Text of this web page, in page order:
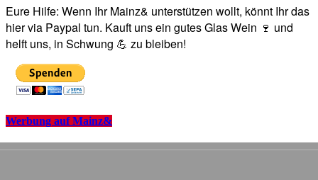
Eure Hilfe: Wenn Ihr Mainz& unterstützen wollt, könnt Ihr das
hier via Paypal tun. Kauft uns ein gutes Glas Wein 🍷 und
helft uns, in Schwung 💪 zu bleiben!
Werbung auf Mainz&